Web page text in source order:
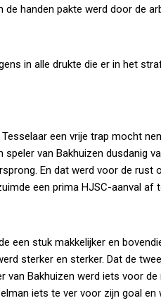
handen pakte werd door de
in alle drukte die er in het
een vrije trap mocht
van Bakhuizen dusdanig
En dat werd voor de rust
een prima HJSC-aanval af
een stuk makkelijker en
sterker en sterker. Dat de
Bakhuizen werd iets voor
iets te ver voor zijn goal